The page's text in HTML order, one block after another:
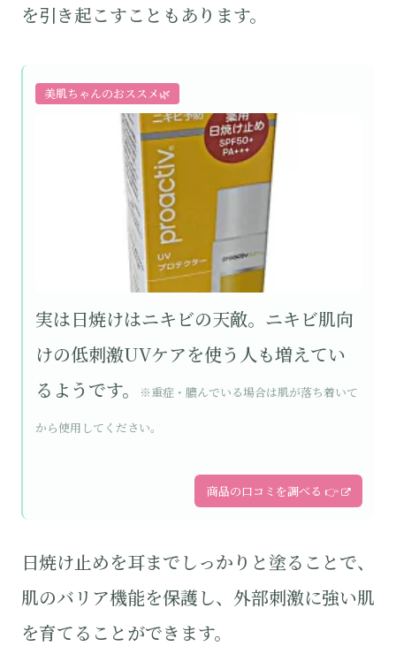
を引き起こすこともあります。
美肌ちゃんのおススメ🌿
実は日焼けはニキビの天敵。ニキビ肌向
けの低刺激UVケアを使う人も増えてい
るようです。
※重症・膿んでいる場合は肌が落ち着いて
から使用してください。
商品の口コミを調べる 👉
日焼け止めを耳までしっかりと塗ることで、
肌のバリア機能を保護し、外部刺激に強い肌
を育てることができます。